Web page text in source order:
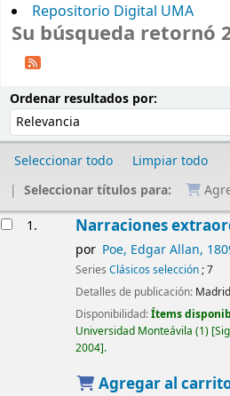
Repositorio Digital UMA
Su búsqueda retornó
Ordenar resultados por:
Seleccionar todo
Limpiar todo
Seleccionar títulos para:
1. Narraciones
por Poe, Edgar Allan,
Series Clásicos selección; 7
Detalles de publicación:
Disponibilidad:Ítems
Universidad Monteávila (1)
2004 .
Agregar al